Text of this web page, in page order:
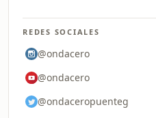
REDES SOCIALES
@ondacero
@ondacero
@ondaceropuenteg